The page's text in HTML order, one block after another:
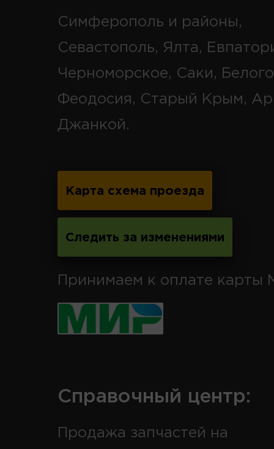
Симферополь и районы,
Севастополь, Ялта,
Черноморское, Саки,
Феодосия, Старый Крым,
Джанкой.
Карта схема проезда
Следить за изменениями
Принимаем к оплате карты
Справочный центр:
Продажа запчастей на